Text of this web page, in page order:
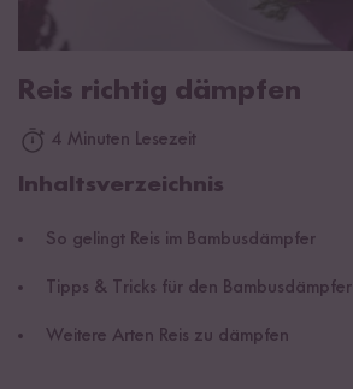
Reis richtig dämpfen
4 Minuten Lesezeit
Inhaltsverzeichnis
So gelingt Reis im Bambusdämpfer
Tipps & Tricks für den Bambusdämpfer
Weitere Arten Reis zu dämpfen